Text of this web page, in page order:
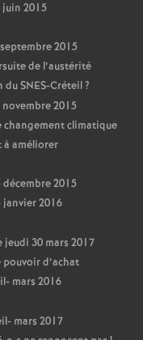
2015
2015
de l’austérité
duSNES-Créteil?
2015
changement climatique
à améliorer
2015
2016
30 mars 2017
d’achat
mars 2016
mars 2017